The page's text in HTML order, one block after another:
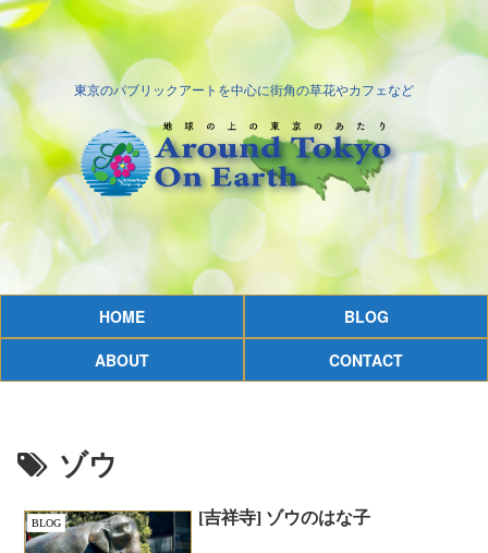
東京のパブリックアートを中心に街角の草花やカフェなど
HOME
BLOG
ABOUT
CONTACT
ゾウ
BLOG [吉祥寺] ゾウのはな子